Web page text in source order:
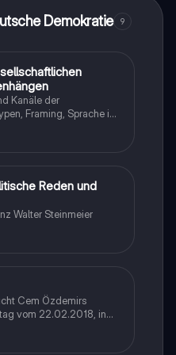
Demokratie 9
Kanäle der
Framing, Sprache in
Zielgruppen,
Merkmale von
Reden und
Walter Steinmeier
Cem Özdemirs
vom 22.02.2018, in
Der Fokus liegt auf
der